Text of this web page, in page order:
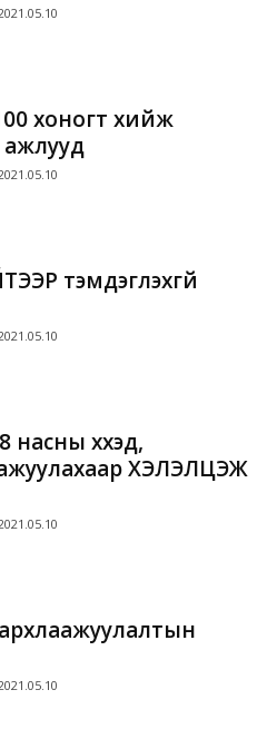
хоногт хийж
ажлууд
тэмдэглэхгүй
хүүхэд,
ХЭЛЭЛЦЭЖ